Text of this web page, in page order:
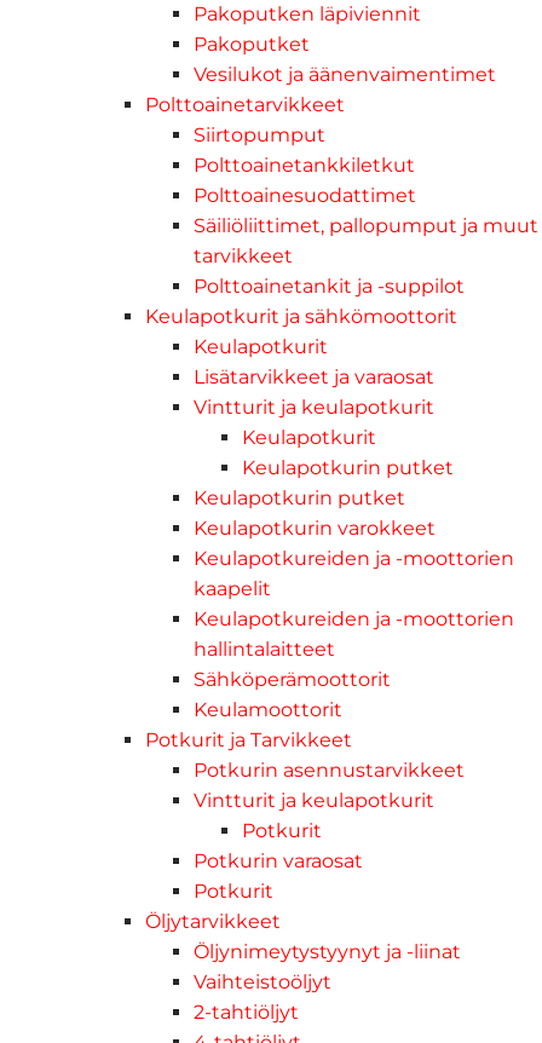
Pakoputken läpiviennit
Pakoputket
Vesilukot ja äänenvaimentimet
Polttoainetarvikkeet
Siirtopumput
Polttoainetankkiletkut
Polttoainesuodattimet
Säiliöliittimet, pallopumput ja muut
tarvikkeet
Polttoainetankit ja -suppilot
Keulapotkurit ja sähkömoottorit
Keulapotkurit
Lisätarvikkeet ja varaosat
Vintturit ja keulapotkurit
Keulapotkurit
Keulapotkurin putket
Keulapotkurin putket
Keulapotkurin varokkeet
Keulapotkureiden ja -moottorien
kaapelit
Keulapotkureiden ja -moottorien
hallintalaitteet
Sähköperämoottorit
Keulamoottorit
Potkurit ja Tarvikkeet
Potkurin asennustarvikkeet
Vintturit ja keulapotkurit
Potkurit
Potkurin varaosat
Potkurit
Öljytarvikkeet
Öljynimeytystyynyt ja -liinat
Vaihteistoöljyt
2-tahtiöljyt